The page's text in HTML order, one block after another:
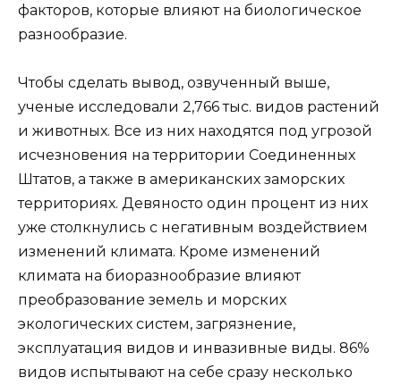
факторов, которые влияют на биологическое
разнообразие.
Чтобы сделать вывод, озвученный выше,
ученые исследовали 2,766 тыс. видов растений
и животных. Все из них находятся под угрозой
исчезновения на территории Соединенных
Штатов, а также в американских заморских
территориях. Девяносто один процент из них
уже столкнулись с негативным воздействием
изменений климата. Кроме изменений
климата на биоразнообразие влияют
преобразование земель и морских
экологических систем, загрязнение,
эксплуатация видов и инвазивные виды. 86%
видов испытывают на себе сразу несколько